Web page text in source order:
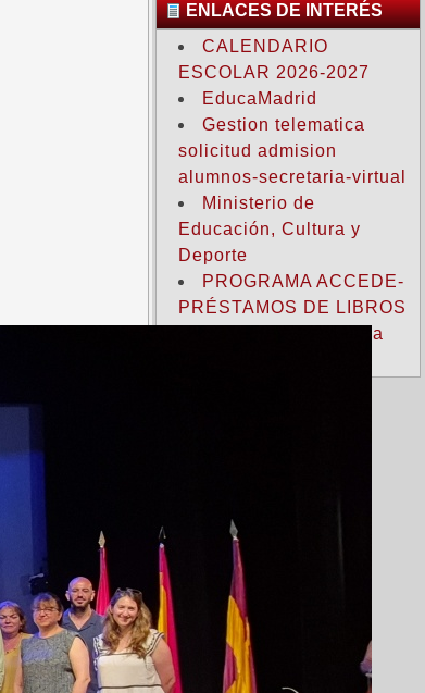
ENLACES DE INTERÉS
CALENDARIO
ESCOLAR 2026-2027
EducaMadrid
Gestion telematica
solicitud admision
alumnos-secretaria-virtual
Ministerio de
Educación, Cultura y
Deporte
PROGRAMA ACCEDE-
PRÉSTAMOS DE LIBROS
Real Academia de la